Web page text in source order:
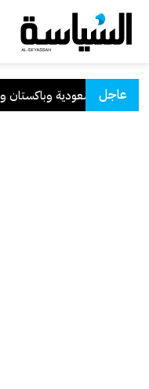
عاجلالسعودية وباكستان